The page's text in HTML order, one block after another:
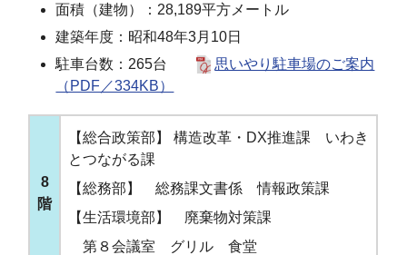
面積（建物）：28,189平方メートル
建築年度：昭和48年3月10日
駐車台数：265台
思いやり駐車場のご案内
（PDF／334KB）
8
階
【総合政策部】 構造改革・DX推進課 いわき
とつながる課
【総務部】 総務課文書係 情報政策課
【生活環境部】 廃棄物対策課
第８会議室 グリル 食堂